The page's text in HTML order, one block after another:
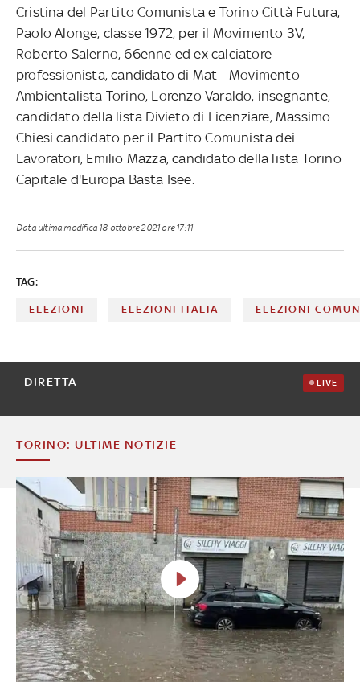
Cristina del Partito Comunista e Torino Città Futura,
Paolo Alonge, classe 1972, per il Movimento 3V,
Roberto Salerno, 66enne ed ex calciatore
professionista, candidato di Mat - Movimento
Ambientalista Torino, Lorenzo Varaldo, insegnante,
candidato della lista Divieto di Licenziare, Massimo
Chiesi candidato per il Partito Comunista dei
Lavoratori, Emilio Mazza, candidato della lista Torino
Capitale d'Europa Basta Isee.
Data ultima modifica 18 ottobre 2021 ore 17:11
TAG:
ELEZIONI ELEZIONI ITALIA ELEZIONI
DIRETTA LIVE
TORINO: ULTIME NOTIZIE